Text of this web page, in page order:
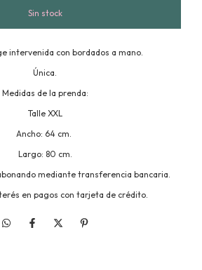
intervenida con bordados a mano.
Única.
Medidas de la prenda:
Talle XXL
Ancho: 64 cm.
Largo: 80 cm.
mediante transferencia bancaria.
en pagos con tarjeta de crédito.